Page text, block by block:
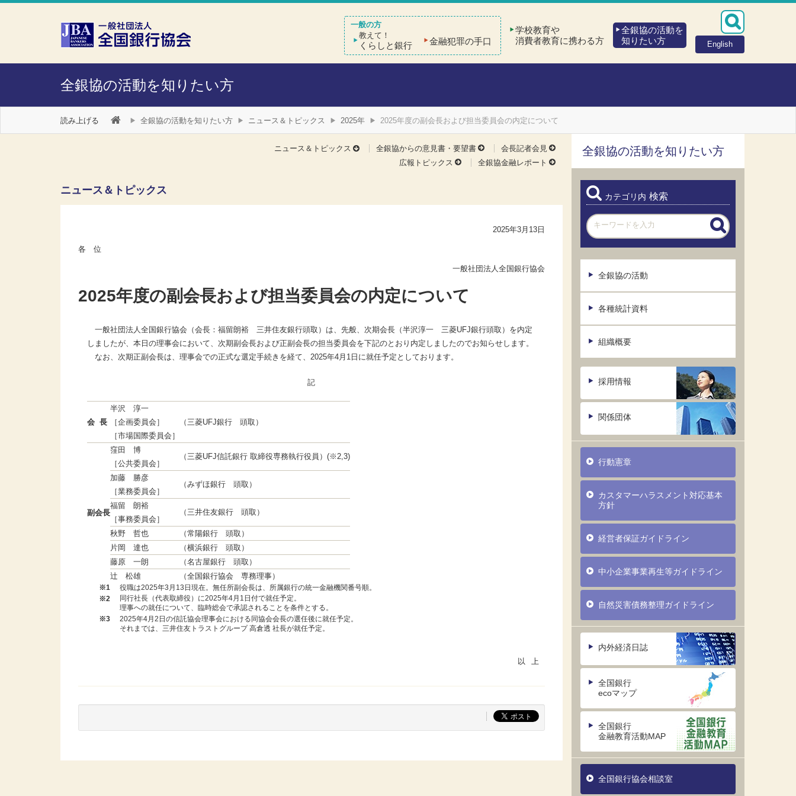
本文へスキップ
障がい者向け相談窓口
English
教えて！
くらしと銀行 金融犯罪の手口
学校教育や
消費者教育に携わる方
全銀協の活動を
知りたい方
全銀協の活動を知りたい方
読み上げる 全銀協の活動を知りたい方 ニュース＆トピックス 2025年 2025年度の副会長および担当委員会の内定について
ニュース＆トピックス 全銀協からの意見書・要望書
会長記者会見
広報トピックス
全銀協金融レポート
ニュース＆トピックス
2025年3月13日
各 位
一般社団法人全国銀行協会
2025年度の副会長および担当委員会の内定について
一般社団法人全国銀行協会（会長：福留朗裕 三井住友銀行頭取）は、先般、次期会長（半沢淳一 三菱UFJ銀行頭取）を内定
しましたが、本日の理事会において、次期副会長および正副会長の担当委員会を下記のとおり内定しましたのでお知らせします。
なお、次期正副会長は、理事会での正式な選定手続きを経て、2025年4月1日に就任予定としております。
記
会 長
半沢 淳一
［企画委員会］
［市場国際委員会］
（三菱UFJ銀行 頭取）
副会長
窪田 博
［公共委員会］
（三菱UFJ信託銀行 取締役専務執行役員）(※2,3)
加藤 勝彦
［業務委員会］
（みずほ銀行 頭取）
福留 朗裕
［事務委員会］
（三井住友銀行 頭取）
秋野 哲也
（常陽銀行 頭取）
片岡 達也
（横浜銀行 頭取）
藤原 一朗
（名古屋銀行 頭取）
辻 松雄
（全国銀行協会 専務理事）
※1
役職は2025年3月13日現在。無任所副会長は、所属銀行の統一金融機関番号順。
※2
同行社長（代表取締役）に2025年4月1日付で就任予定。
理事への就任について、臨時総会で承認されることを条件とする。
※3
2025年4月2日の信託協会理事会における同協会会長の選任後に就任予定。
それまでは、三井住友トラストグループ 高倉透 社長が就任予定。
全銀協の活動を知りたい方
カテゴリ内 検索
全銀協の活動
各種統計資料
組織概要
採用情報
関係団体
行動憲章
カスタマーハラスメント対応基本
方針
経営者保証ガイドライン
中小企業事業再生等ガイドライン
自然災害債務整理ガイドライン
内外経済日誌
全国銀行
ecoマップ
全国銀行
金融教育活動MAP
全国銀行協会相談室